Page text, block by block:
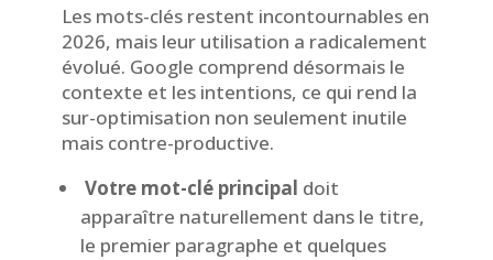
Les mots-clés restent incontournables en
2026, mais leur utilisation a radicalement
évolué. Google comprend désormais le
contexte et les intentions, ce qui rend la
sur-optimisation non seulement inutile
mais contre-productive.
Votre mot-clé principal doit
apparaître naturellement dans le titre,
le premier paragraphe et quelques